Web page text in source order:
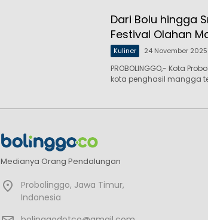
Dari Bolu hingga
Festival Olahan
Kuliner 24 November 2025
PROBOLINGGO,- Kota
kota penghasil mangga
Medianya Orang Pendalungan
Probolinggo, Jawa Timur,
Indonesia